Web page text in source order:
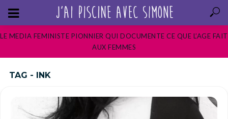
LE MEDIA FEMINISTE PIONNIER QUI DOCUMENTE CE QUE L’AGE FAIT
AUX FEMMES
TAG - INK